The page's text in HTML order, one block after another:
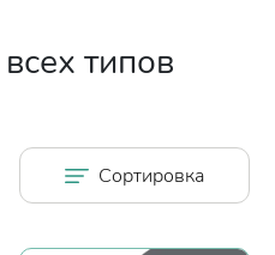
типов
Сортировка